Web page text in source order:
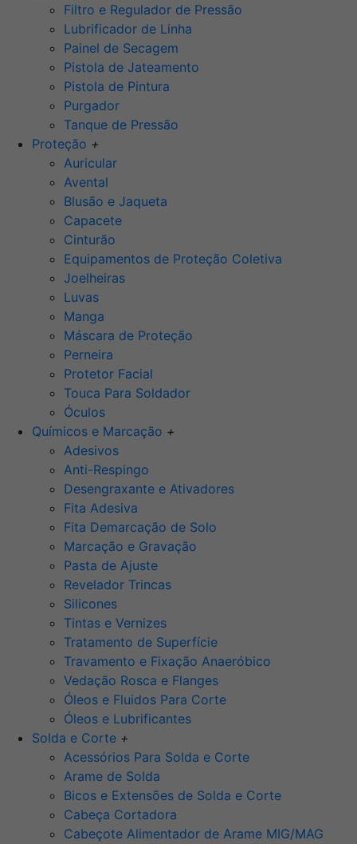
Filtro e Regulador de Pressão
Lubrificador de Linha
Painel de Secagem
Pistola de Jateamento
Pistola de Pintura
Purgador
Tanque de Pressão
Proteção +
Auricular
Avental
Blusão e Jaqueta
Capacete
Cinturão
Equipamentos de Proteção Coletiva
Joelheiras
Luvas
Manga
Máscara de Proteção
Perneira
Protetor Facial
Touca Para Soldador
Óculos
Químicos e Marcação +
Adesivos
Anti-Respingo
Desengraxante e Ativadores
Fita Adesiva
Fita Demarcação de Solo
Marcação e Gravação
Pasta de Ajuste
Revelador Trincas
Silicones
Tintas e Vernizes
Tratamento de Superfície
Travamento e Fixação Anaeróbico
Vedação Rosca e Flanges
Óleos e Fluidos Para Corte
Óleos e Lubrificantes
Solda e Corte +
Acessórios Para Solda e Corte
Arame de Solda
Bicos e Extensões de Solda e Corte
Cabeça Cortadora
Cabeçote Alimentador de Arame MIG/MAG